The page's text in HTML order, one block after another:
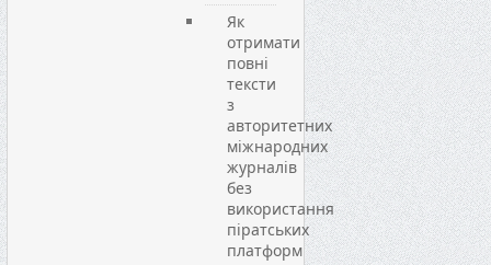
Як
отримати
повні
тексти
з
авторитетних
міжнародних
журналів
без
використання
піратських
платформ